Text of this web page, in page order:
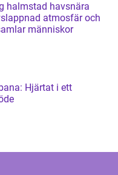
havsnära
atmosfär och
människor
Hjärtat i ett